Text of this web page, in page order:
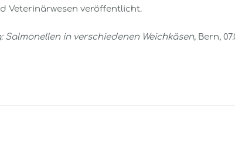
Veterinärwesen veröffentlicht.
Salmonellen in verschiedenen Weichkäsen, Bern,